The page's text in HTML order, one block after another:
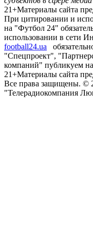
21+Материалы сайта
При цитировании и
на "Футбол 24"
использовании в сети
football24.ua
"Спецпроект",
компаний" публикуем
21+Материалы сайта
Все права защищены. ©
"Телерадиокомпания